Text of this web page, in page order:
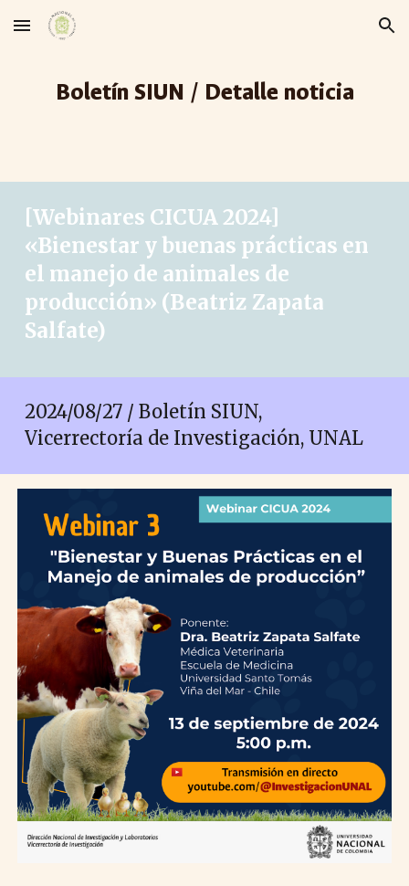
Skip to main content Skip to navigation
Boletín SIUN / Detalle noticia
[Webinares CICUA 2024]
«Bienestar y buenas prácticas en
el manejo de animales de
producción» (Beatriz Zapata
Salfate)
2024/08/27 / Boletín SIUN,
Vicerrectoría de Investigación, UNAL